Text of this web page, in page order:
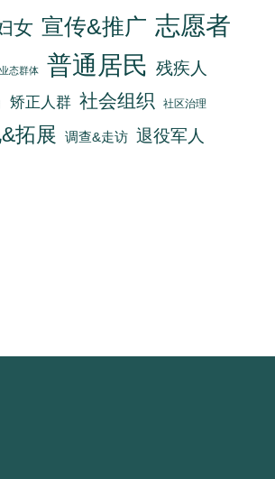
女 宣传&推广 志愿者
态群体 普通居民 残疾人
矫正人群 社会组织 社区治理
拓展 调查&走访 退役军人